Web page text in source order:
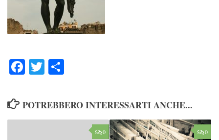
FacebookTwitter
POTREBBERO INTERESSARTI ANCHE...
0 0